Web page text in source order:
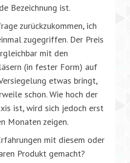
Bezeichnung ist.
zurückzukommen, ich
zugegriffen. Der Preis
mit den
(in fester Form) auf
etwas bringt,
schon. Wie hoch der
ist, wird sich jedoch erst
Monaten zeigen.
mit diesem oder
Produkt gemacht?